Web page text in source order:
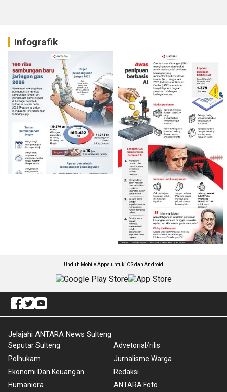
Infografik
Unduh Mobile Apps untuk iOS dan Android
Jelajahi ANTARA News Sulteng
Seputar Sulteng
Polhukam
Ekonomi Dan Keuangan
Humaniora
Advetorial/rilis
Jurnalisme Warga
Redaksi
ANTARA Foto